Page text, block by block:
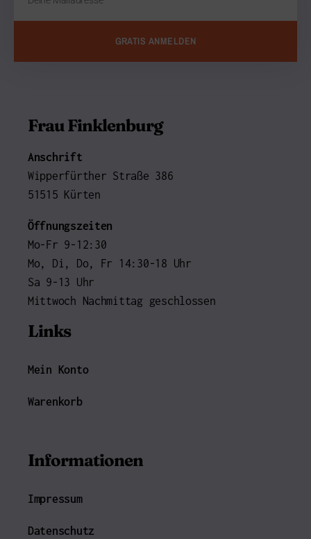
GRATIS ANMELDEN
Frau Finklenburg
Anschrift
Wipperfürther Straße 386
51515 Kürten
Öffnungszeiten
Mo-Fr 9-12:30
Mo, Di, Do, Fr 14:30-18 Uhr
Sa 9-13 Uhr
Mittwoch Nachmittag geschlossen
Links
Mein Konto
Warenkorb
Informationen
Impressum
Datenschutz